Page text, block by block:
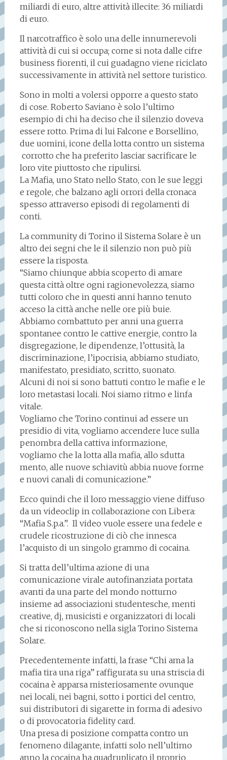
miliardi di euro, altre attività illecite: 36 miliardi
di euro.
Il narcotraffico è solo una delle innumerevoli
attività di cui si occupa; come si nota dalle cifre
business fiorenti, il cui guadagno viene riciclato
successivamente in attività nel settore turistico.
Sono in molti a volersi opporre a questo stato
di cose. Roberto Saviano è solo l’ultimo
esempio di chi ha deciso che il silenzio doveva
essere rotto. Prima di lui Falcone e Borsellino,
due uomini, icone della lotta contro un sistema
corrotto che ha preferito lasciar sacrificare le
loro vite piuttosto che ripulirsi.
La Mafia, uno Stato nello Stato, con le sue leggi
e regole, che balzano agli orrori della cronaca
spesso attraverso episodi di regolamenti di
conti.
La community di Torino il Sistema Solare è un
altro dei segni che le il silenzio non può più
essere la risposta.
“Siamo chiunque abbia scoperto di amare
questa città oltre ogni ragionevolezza, siamo
tutti coloro che in questi anni hanno tenuto
acceso la città anche nelle ore più buie.
Abbiamo combattuto per anni una guerra
spontanee contro le cattive energie, contro la
disgregazione, le dipendenze, l’ottusità, la
discriminazione, l’ipocrisia, abbiamo studiato,
manifestato, presidiato, scritto, suonato.
Alcuni di noi si sono battuti contro le mafie e le
loro metastasi locali. Noi siamo ritmo e linfa
vitale.
Vogliamo che Torino continui ad essere un
presidio di vita, vogliamo accendere luce sulla
penombra della cattiva informazione,
vogliamo che la lotta alla mafia, allo sdutta
mento, alle nuove schiavitù abbia nuove forme
e nuovi canali di comunicazione.”
Ecco quindi che il loro messaggio viene diffuso
da un videoclip in collaborazione con Libera:
“Mafia S.p.a.”. Il video vuole essere una fedele e
crudele ricostruzione di ciò che innesca
l’acquisto di un singolo grammo di cocaina.
Si tratta dell’ultima azione di una
comunicazione virale autofinanziata portata
avanti da una parte del mondo notturno
insieme ad associazioni studentesche, menti
creative, dj, musicisti e organizzatori di locali
che si riconoscono nella sigla Torino Sistema
Solare.
Precedentemente infatti, la frase “Chi ama la
mafia tira una riga” raffigurata su una striscia di
cocaina è apparsa misteriosamente ovunque
nei locali, nei bagni, sotto i portici del centro,
sui distributori di sigarette in forma di adesivo
o di provocatoria fidelity card.
Una presa di posizione compatta contro un
fenomeno dilagante, infatti solo nell’ultimo
anno la cocaina ha quadruplicato il proprio